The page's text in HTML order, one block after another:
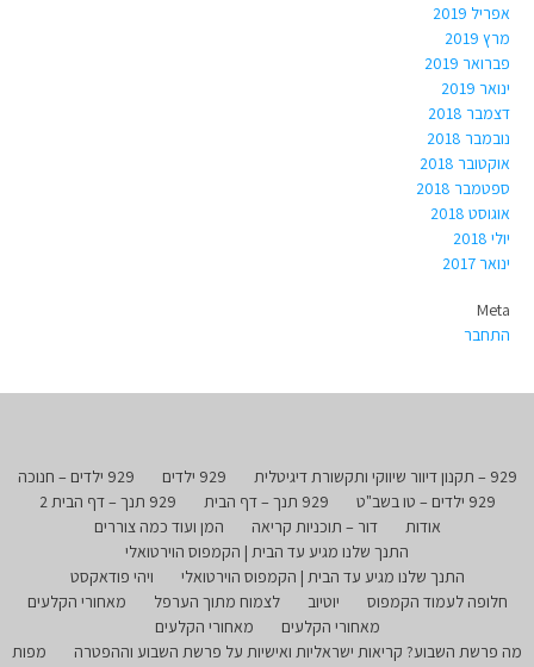
אפריל 2019
מרץ 2019
פברואר 2019
ינואר 2019
דצמבר 2018
נובמבר 2018
אוקטובר 2018
ספטמבר 2018
אוגוסט 2018
יולי 2018
ינואר 2017
Meta
התחבר
929 – תקנון דיוור שיווקי ותקשורת דיגיטלית 929 ילדים
929 ילדים – חנוכה
929 ילדים – טו בשב"ט
929 תנך – דף הבית
929 תנך – דף הבית 2
אודות
דור – תוכניות קריאה
המן ועוד כמה צוררים
התנך שלנו מגיע עד הבית | הקמפוס הוירטואלי
התנך שלנו מגיע עד הבית | הקמפוס הוירטואלי
ויהי פודאקסט
חלופה לעמוד הקמפוס
יוטיוב לצמוח מתוך הערפל
מאחורי הקלעים
מאחורי הקלעים
מאחורי הקלעים
מה פרשת השבוע? קריאות ישראליות ואישיות על פרשת השבוע וההפטרה
מפות